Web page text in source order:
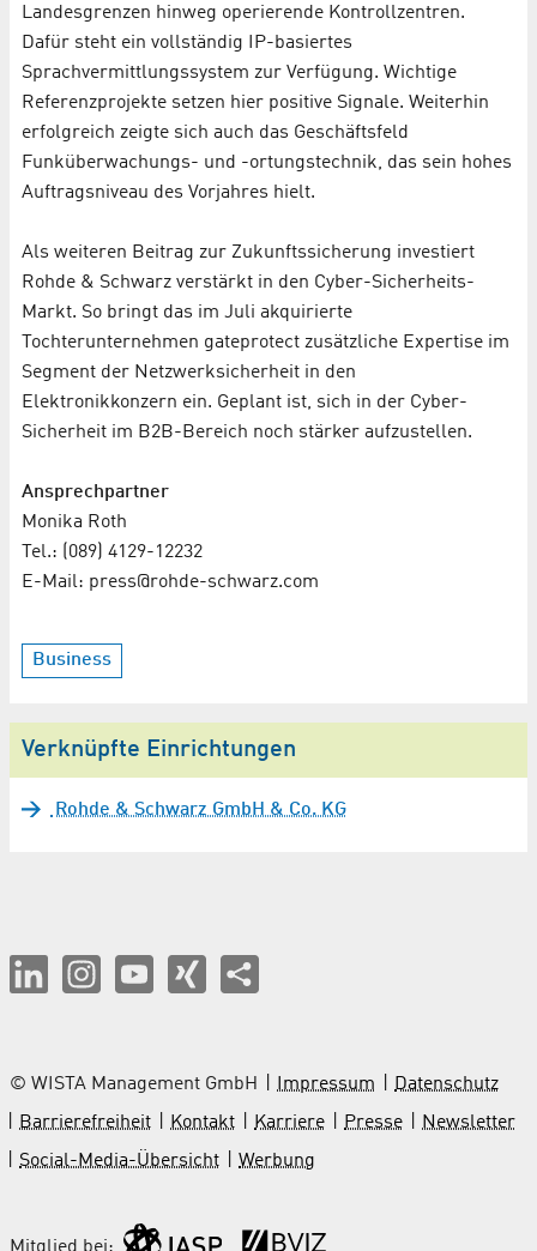
Landesgrenzen hinweg operierende Kontrollzentren.
Dafür steht ein vollständig IP-basiertes
Sprachvermittlungssystem zur Verfügung. Wichtige
Referenzprojekte setzen hier positive Signale. Weiterhin
erfolgreich zeigte sich auch das Geschäftsfeld
Funküberwachungs- und -ortungstechnik, das sein hohes
Auftragsniveau des Vorjahres hielt.
Als weiteren Beitrag zur Zukunftssicherung investiert
Rohde & Schwarz verstärkt in den Cyber-Sicherheits-
Markt. So bringt das im Juli akquirierte
Tochterunternehmen gateprotect zusätzliche Expertise im
Segment der Netzwerksicherheit in den
Elektronikkonzern ein. Geplant ist, sich in der Cyber-
Sicherheit im B2B-Bereich noch stärker aufzustellen.
Ansprechpartner
Monika Roth
Tel.: (089) 4129-12232
E-Mail: press@rohde-schwarz.com
Business
Verknüpfte Einrichtungen
Rohde & Schwarz GmbH & Co. KG
© WISTA Management GmbH Impressum
Datenschutz
Barrierefreiheit
Kontakt Karriere Presse
Newsletter
Social-Media-Übersicht
Werbung